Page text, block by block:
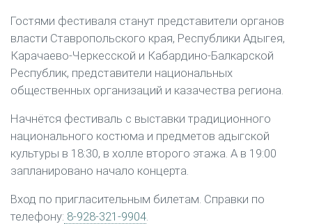
Гостями фестиваля станут представители органов
власти Ставропольского края, Республики Адыгея,
Карачаево-Черкесской и Кабардино-Балкарской
Республик, представители национальных
общественных организаций и казачества региона.
Начнётся фестиваль с выставки традиционного
национального костюма и предметов адыгской
культуры в 18:30, в холле второго этажа. А в 19:00
запланировано начало концерта.
Вход по пригласительным билетам. Справки по
телефону: 8-928-321-9904.